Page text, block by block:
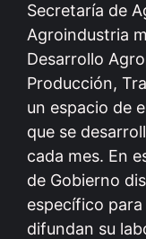
Secretaría de
Agroindustria
Desarrollo
Producción,
un espacio de
que se
cada mes. En
de Gobierno
específico
difundan su